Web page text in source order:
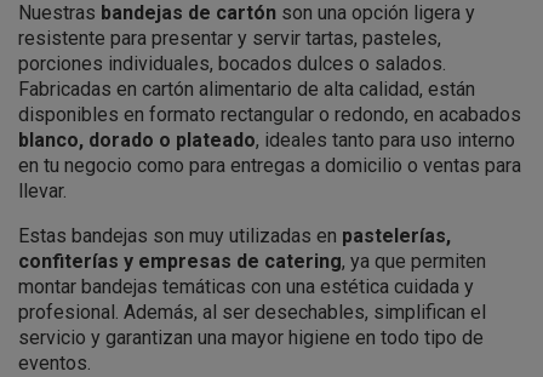
Nuestras bandejas de cartón son una opción ligera y
resistente para presentar y servir tartas, pasteles,
porciones individuales, bocados dulces o salados.
Fabricadas en cartón alimentario de alta calidad, están
disponibles en formato rectangular o redondo, en acabados
blanco, dorado o plateado, ideales tanto para uso interno
en tu negocio como para entregas a domicilio o ventas para
llevar.
Estas bandejas son muy utilizadas en pastelerías,
confiterías y empresas de catering, ya que permiten
montar bandejas temáticas con una estética cuidada y
profesional. Además, al ser desechables, simplifican el
servicio y garantizan una mayor higiene en todo tipo de
eventos.